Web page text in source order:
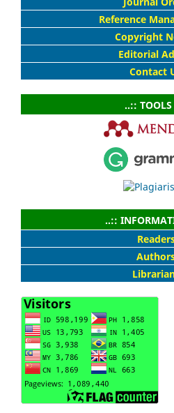
Reference
Copyright
Editorial
Contact
..::
..::